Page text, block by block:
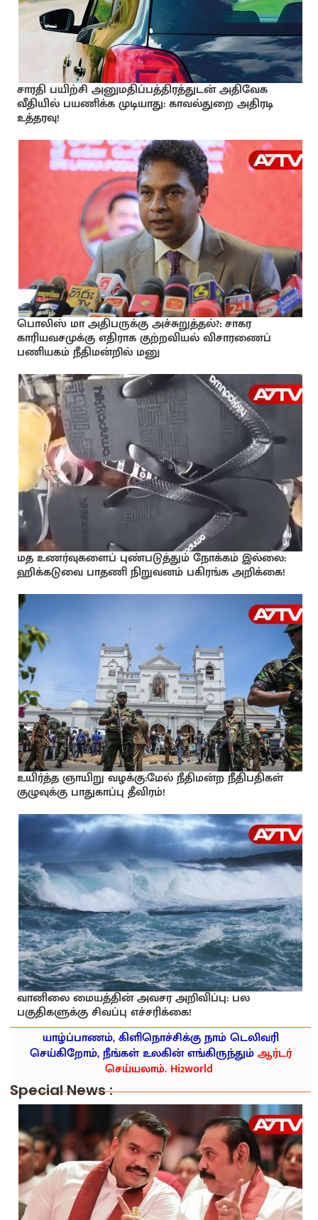
சாரதி பயிற்சி அனுமதிப்பத்திரத்துடன் அதிவேக
வீதியில் பயணிக்க முடியாது: காவல்துறை அதிரடி
உத்தரவு!
பொலிஸ் மா அதிபருக்கு அச்சுறுத்தல்?: சாகர
காரியவசமுக்கு எதிராக குற்றவியல் விசாரணைப்
பணியகம் நீதிமன்றில் மனு
மத உணர்வுகளைப் புண்படுத்தும் நோக்கம் இல்லை:
ஹிக்கடுவை பாதணி நிறுவனம் பகிரங்க அறிக்கை!
உயிர்த்த ஞாயிறு வழக்கு:மேல் நீதிமன்ற நீதிபதிகள்
குழுவுக்கு பாதுகாப்பு தீவிரம்!
வானிலை மையத்தின் அவசர அறிவிப்பு: பல
பகுதிகளுக்கு சிவப்பு எச்சரிக்கை!
யாழ்ப்பாணம், கிளிநொச்சிக்கு நாம் டெலிவரி
செய்கிறோம், நீங்கள் உலகின் எங்கிருந்தும்ஆர்டர்
செய்யலாம். Hi2world
Special News :